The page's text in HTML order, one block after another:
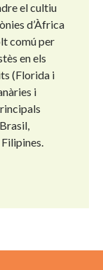
el cultiu
d’Àfrica
comú per
en els
(Florida i
i